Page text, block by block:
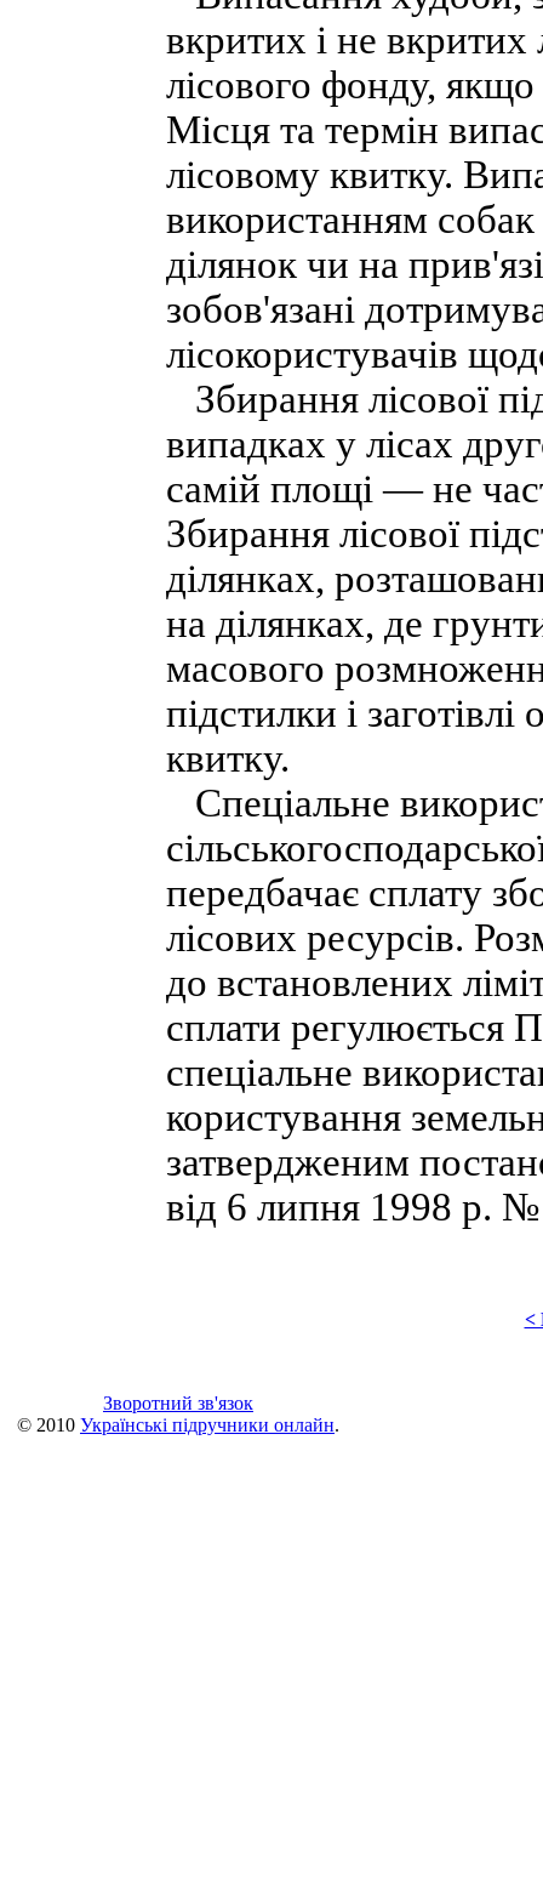
вкритих і не
лісового фонду,
Місця та термін
лісовому квитку.
використанням
ділянок чи на
зобов'язані
лісокористувачів
Збирання лісової
випадках у лісах
самій площі — не
Збирання лісової
ділянках,
на ділянках, де
масового
підстилки і
квитку.
Спеціальне
передбачає сплату
лісових ресурсів.
до встановлених
сплати регулюється
спеціальне
користування
затвердженим
від 6 липня 1998 р.
<
Зворотний зв'язок
© 2010 Українські підручники онлайн.